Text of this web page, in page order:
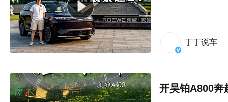
丁丁说车
开昊铂A800奔